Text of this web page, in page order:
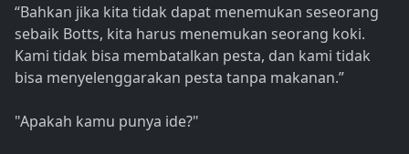
“Bahkan jika kita tidak dapat menemukan seseorang
sebaik Botts, kita harus menemukan seorang koki.
Kami tidak bisa membatalkan pesta, dan kami tidak
bisa menyelenggarakan pesta tanpa makanan.”
"Apakah kamu punya ide?"